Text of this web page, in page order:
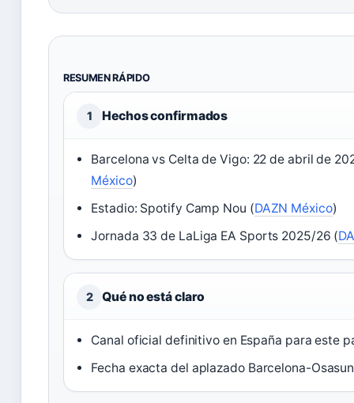
RESUMEN RÁPIDO
1 Hechos confirmados
Barcelona vs Celta de Vigo: 22 de abril de
México)
Estadio: Spotify Camp Nou (DAZN México)
Jornada 33 de LaLiga EA Sports 2025/26 (
2 Qué no está claro
Canal oficial definitivo en España para este
Fecha exacta del aplazado Barcelona-